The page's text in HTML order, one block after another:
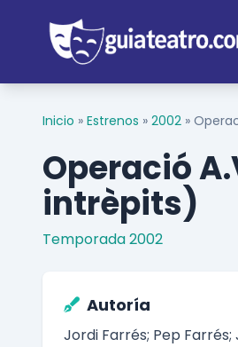
Inicio » Estrenos » 2002 »
Operació
intrèpits)
Temporada 2002
Autoría
Jordi Farrés; Pep Farrés;